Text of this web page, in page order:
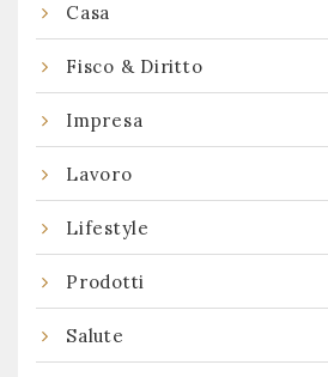
Casa
Fisco & Diritto
Impresa
Lavoro
Lifestyle
Prodotti
Salute